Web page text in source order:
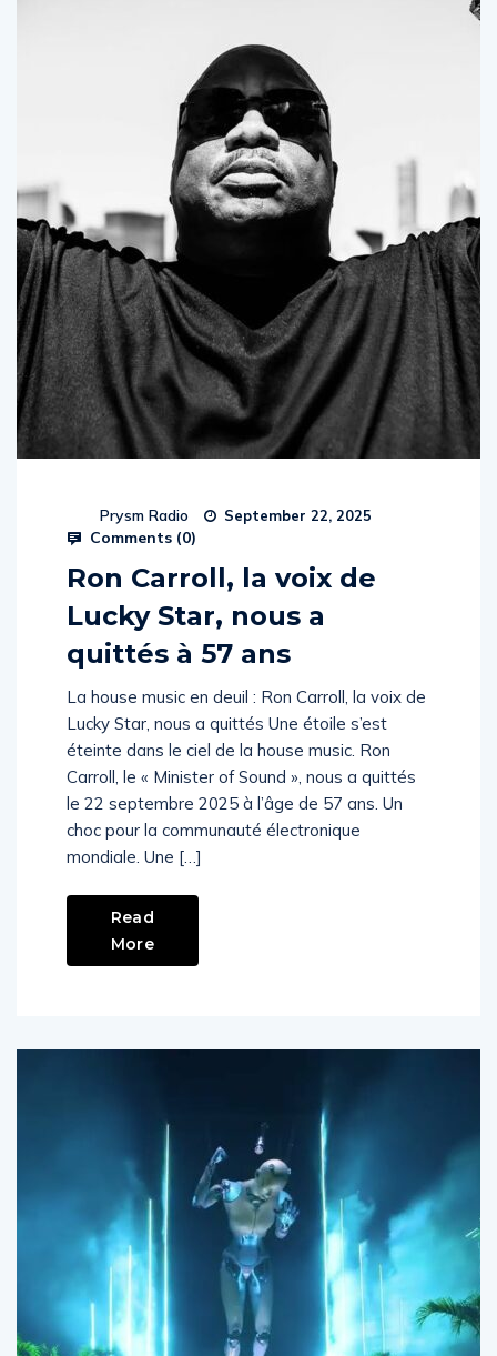
Prysm Radio September 22, 2025
Comments (0)
Ron Carroll, la voix de
Lucky Star, nous a
quittés à 57 ans
La house music en deuil : Ron Carroll, la voix de
Lucky Star, nous a quittés Une étoile s’est
éteinte dans le ciel de la house music. Ron
Carroll, le « Minister of Sound », nous a quittés
le 22 septembre 2025 à l’âge de 57 ans. Un
choc pour la communauté électronique
mondiale. Une […]
Read
More